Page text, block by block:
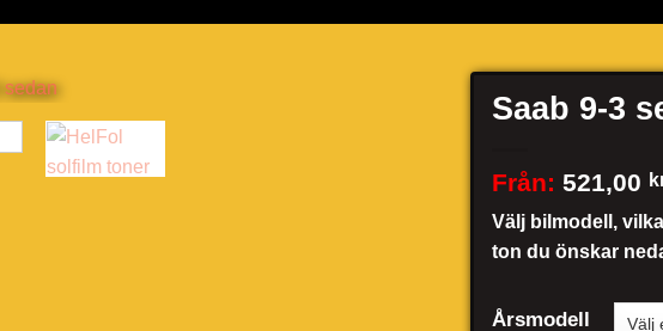
Saab 9-3
Från: 521,00
Välj bilmodell,
ton du önskar
Årsmodell